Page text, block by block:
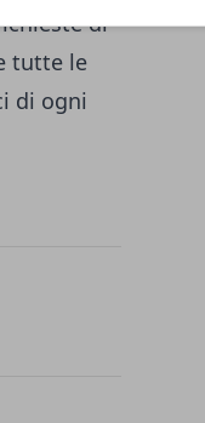
di
tutte le
di ogni